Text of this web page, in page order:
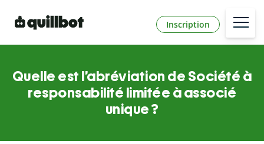
Inscription
Quelle est l’abréviation de Société à
responsabilité limitée à associé
unique ?